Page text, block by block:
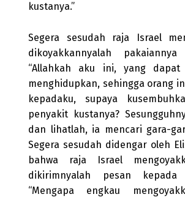
kustanya.”
Segera sesudah raja Israel
dikoyakkannyalah
“Allahkah aku ini, yang dapat
menghidupkan, sehingga orang
kepadaku, supaya
penyakit kustanya?
dan lihatlah, ia mencari gara-
Segera sesudah didengar oleh
bahwa raja Israel
dikirimnyalah pesan kepada
“Mengapa engkau